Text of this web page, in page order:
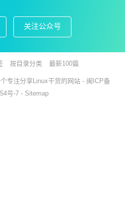
关注公众号
按目录分类 最新100篇
专注分享Linux干货的网站 - 闽ICP备
号-7 - Sitemap